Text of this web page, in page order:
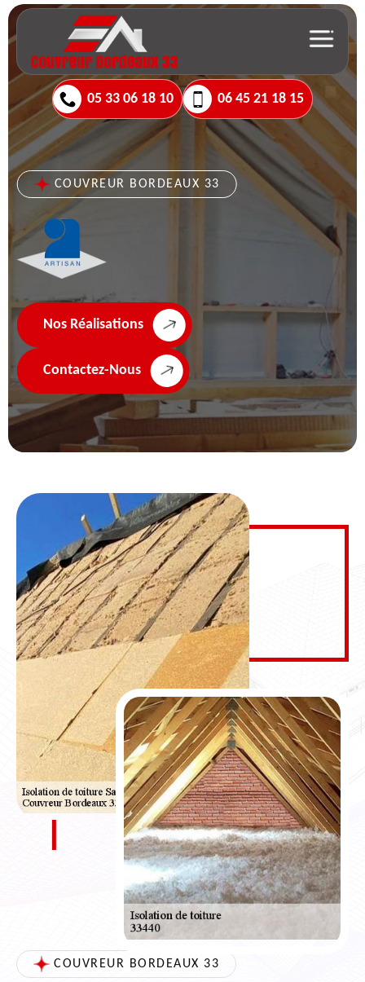
05 33 06 18 10 06 45 21 18 15
COUVREUR BORDEAUX 33
Nos Réalisations
Contactez-Nous
COUVREUR BORDEAUX 33